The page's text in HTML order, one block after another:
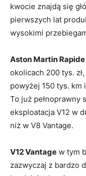
kwocie znajdą się
pierwszych lat
wysokimi
Aston Martin Rapide
okolicach 200 tys.
powyżej 150 tys.
To już pełnoprawny
eksploatacja V12 w
niż w V8 Vantage.
V12 Vantage w tym
zazwyczaj z bardzo